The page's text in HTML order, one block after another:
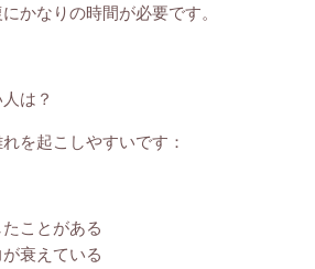
かなりの時間が必要です。
は？
を起こしやすいです：
ことがある
衰えている